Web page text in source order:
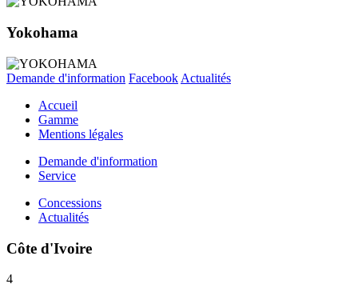
Yokohama
Demande d'information Facebook Actualités
Accueil
Gamme
Mentions légales
Demande d'information
Service
Concessions
Actualités
Côte d'Ivoire
4